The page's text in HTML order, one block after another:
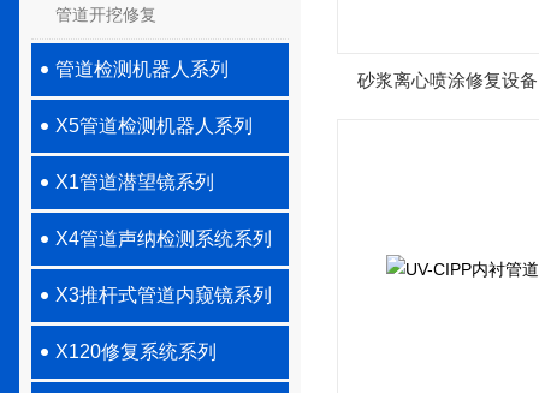
管道开挖修复
管道检测机器人系列
X5管道检测机器人系列
X1管道潜望镜系列
X4管道声纳检测系统系列
X3推杆式管道内窥镜系列
X120修复系统系列
砂浆离心喷涂修复设